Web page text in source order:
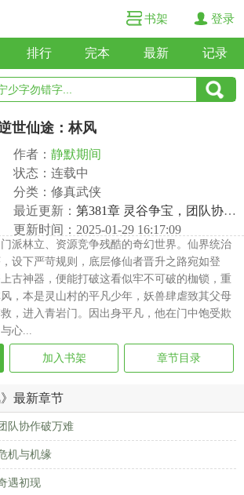
书架 登录
排行 完本 最新 记录
世仙途：林风
作者： 静默期间
状态：连载中
分类：修真武侠
最近更新： 第381章 灵谷争宝，团队协作破万难
更新时间：2025-01-29 16:17:09
派林立、资源竞争残酷的奇幻世界。仙界统治
设下严苛规则，底层修仙者晋升之路宛如登
古神器，便能打破这看似牢不可破的枷锁，重
，本是灵山村的平凡少年，妖兽肆虐致其父母
，进入青岩门。因出身平凡，他在门中饱受欺
心...
加入书架 章节目录
最新章节
队协作破万难
机与机缘
遇初现